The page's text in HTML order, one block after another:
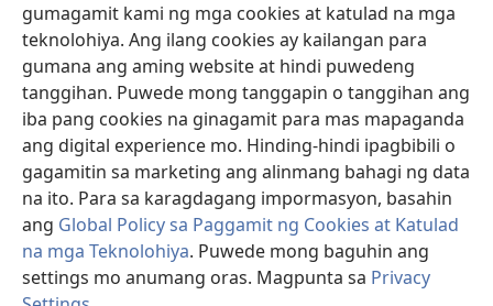
gumagamit kami ng mga cookies at katulad na mga
teknolohiya. Ang ilang cookies ay kailangan para
gumana ang aming website at hindi puwedeng
tanggihan. Puwede mong tanggapin o tanggihan ang
iba pang cookies na ginagamit para mas mapaganda
ang digital experience mo. Hinding-hindi ipagbibili o
gagamitin sa marketing ang alinmang bahagi ng data
na ito. Para sa karagdagang impormasyon, basahin
ang Global Policy sa Paggamit ng Cookies at Katulad
na mga Teknolohiya. Puwede mong baguhin ang
settings mo anumang oras. Magpunta sa Privacy
na
bagong
window)
Watchtower ONLINE LIBRARY™
(may
bubukas
na
bagong
window)
JW Hub ®
(may
bubukas
bagong
window)
JW Library ®
Watchtower Library®
Copyright